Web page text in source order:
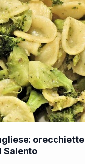
Salento